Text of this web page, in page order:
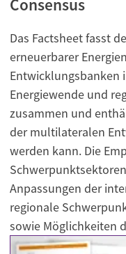
Consensus
Das Factsheet fasst
erneuerbarer
Entwicklungsbanken
Energiewende und
zusammen und
der multilateralen
werden kann. Die
Anpassungen der
regionale
sowie Möglichkeiten